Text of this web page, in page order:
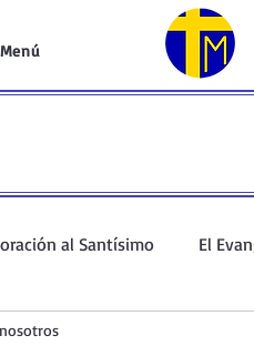
Menú
al Santísimo El
El Evangelio en un minuto